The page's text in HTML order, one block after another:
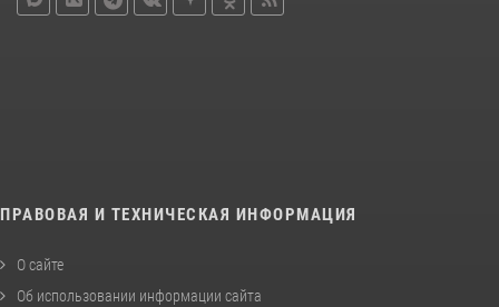
ПРАВОВАЯ И ТЕХНИЧЕСКАЯ ИНФОРМАЦИЯ
О сайте
Об использовании информации сайта